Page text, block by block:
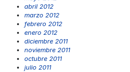
abril 2012
marzo 2012
febrero 2012
enero 2012
diciembre 2011
noviembre 2011
octubre 2011
julio 2011